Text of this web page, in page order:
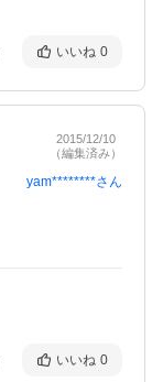
いいね 0
2015/12/10
（編集済み）
yam********さん
いいね 0